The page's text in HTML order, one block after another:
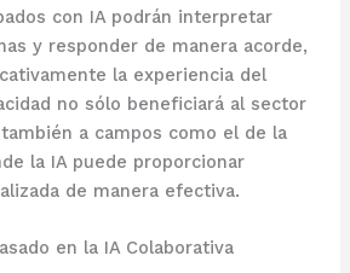
con IA podrán interpretar
y responder de manera acorde,
la experiencia del
no sólo beneficiará al sector
a campos como el de la
la IA puede proporcionar
de manera efectiva.
en la IA Colaborativa